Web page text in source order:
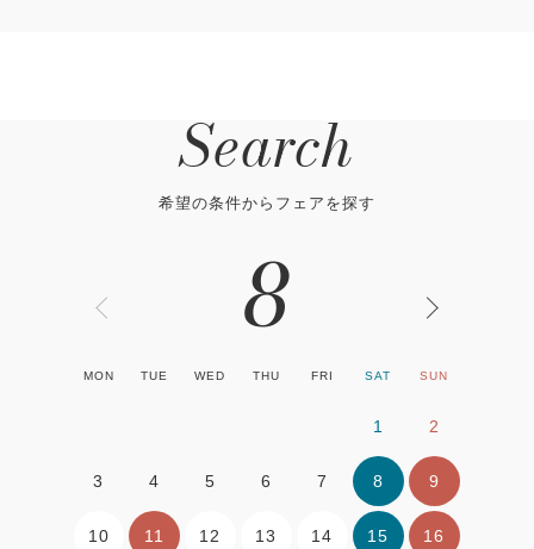
Search
希望の条件からフェアを探す
8
MON TUE WED THU FRI SAT SUN
1 2
3 4 5 6 7 8 9
10 11 12 13 14 15 16